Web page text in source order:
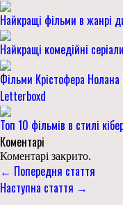
Найкращі фільми в жанрі
Найкращі комедійні
Фільми Крістофера Нолана
Letterboxd
Топ 10 фільмів в стилі
Коментарі
Коментарі закрито.
← Попередня стаття
Наступна стаття →